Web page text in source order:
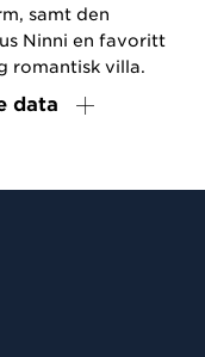
samt den
Ninni en favoritt
romantisk villa.
data